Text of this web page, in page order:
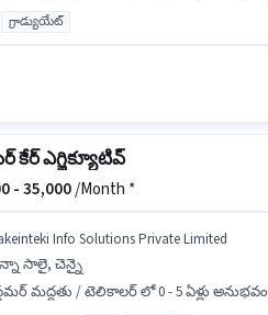
గ్రాడ్యుయేట్
కేర్ ఎగ్జిక్యూటివ్
-35,000/Month *
Info Solutions Private Limited
సాలై, చెన్నై
మద్దతు / టెలికాలర్ లో 0 - 5 ఏళ్లు అనుభవం